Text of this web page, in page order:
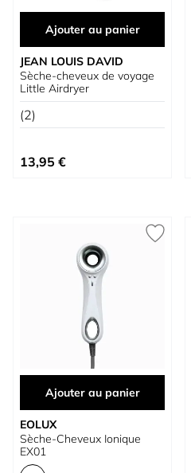
Ajouter au panier
JEAN LOUIS DAVID
Sèche-cheveux de voyage
Little Airdryer
(2)
13,95 €
Ajouter au panier
EOLUX
Sèche-Cheveux Ionique
EX01